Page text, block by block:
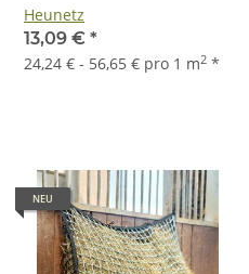
Heunetz
13,09 € *
24,24 € - 56,65 € pro 1 m2 *
NEU